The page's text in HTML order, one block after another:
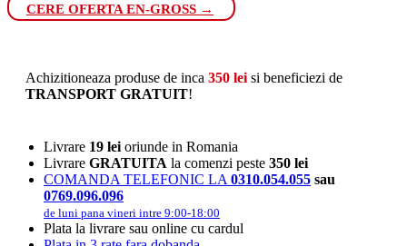
CERE OFERTA EN-GROSS →
Achizitioneaza produse de inca 350 lei si beneficiezi de
TRANSPORT GRATUIT!
Livrare 19 lei oriunde in Romania
Livrare GRATUITA la comenzi peste 350 lei
COMANDA TELEFONIC LA 0310.054.055 sau
0769.096.096
de luni pana vineri intre 9:00-18:00
Plata la livrare sau online cu cardul